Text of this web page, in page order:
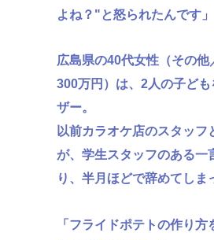
よね？"と怒られたんです」
広島県の40代女性（その他
300万円）は、2人の子ど
ザー。
以前カラオケ店のスタッフ
が、学生スタッフのある一
り、半月ほどで辞めてしま
「フライドポテトの作り